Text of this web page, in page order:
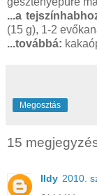
...a
(15 g), 1-2
...továbbá:
Megosztás
15
Ildy 2010.